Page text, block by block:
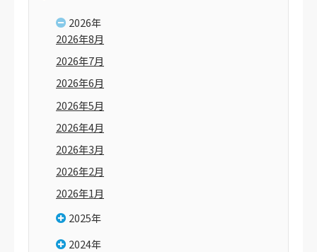
2026年
2026年8月
2026年7月
2026年6月
2026年5月
2026年4月
2026年3月
2026年2月
2026年1月
2025年
2024年